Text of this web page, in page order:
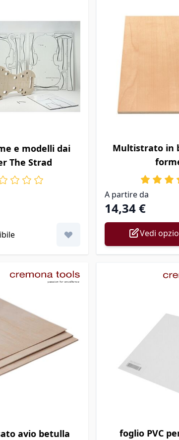
e modelli dai
The Strad
dalle opzioni scelte nella pagina prodotto
Multistrato in
Il prezzo dipende
A partire da
14,34 €
Vedi
avio betulla
foglio PVC